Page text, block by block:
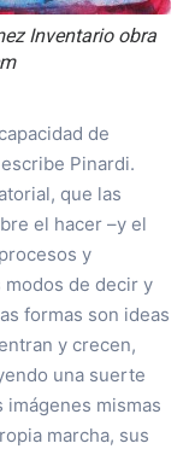
Inventario obra
de
Pinardi.
que las
el hacer –y el
y
de decir y
formas son ideas
y crecen,
una suerte
mismas
marcha, sus